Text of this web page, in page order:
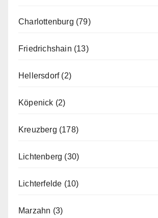
Charlottenburg (79)
Friedrichshain (13)
Hellersdorf(2)
Köpenick (2)
Kreuzberg (178)
Lichtenberg (30)
Lichterfelde (10)
Marzahn (3)